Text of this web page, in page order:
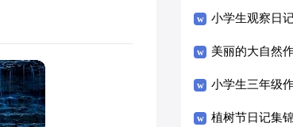
小学生观察日
美丽的大自然
小学生三年级
植树节日记集